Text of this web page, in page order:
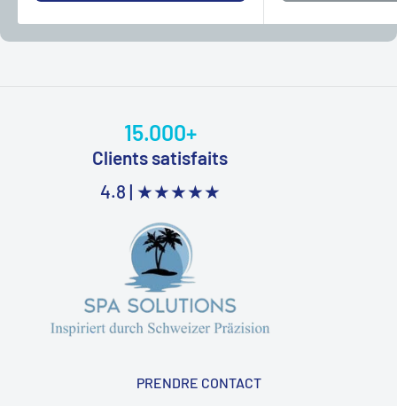
15.000+
Clients satisfaits
4.8 | ★★★★★
PRENDRE CONTACT